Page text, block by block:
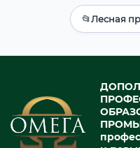
📂Лесная